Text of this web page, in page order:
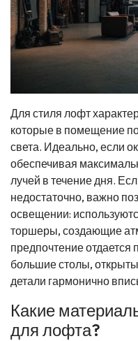
Для стиля лофт
которые в помещение
света. Идеально, если
обеспечивая
лучей в течение дня.
недостаточно, важно
освещении:
торшеры, создающие
предпочтение отдается
большие столы,
детали гармонично
Какие
для лофта?